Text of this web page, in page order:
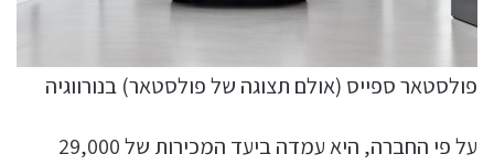
פולסטאר ספייס (אולם תצוגה של פולסטאר) בנורווגיה
על פי החברה, היא עמדה ביעד המכירות של 29,000